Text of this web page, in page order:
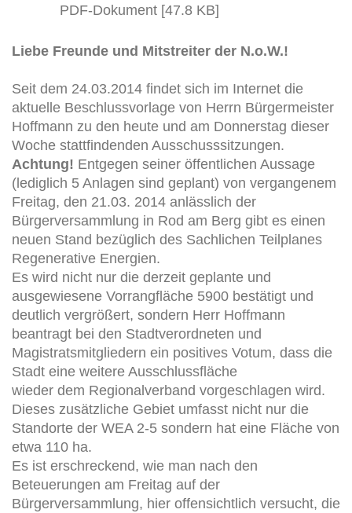
PDF-Dokument [47.8 KB]
Liebe Freunde und Mitstreiter der N.o.W.!
Seit dem 24.03.2014 findet sich im Internet die
aktuelle Beschlussvorlage von Herrn Bürgermeister
Hoffmann zu den heute und am Donnerstag dieser
Woche stattfindenden Ausschusssitzungen.
Achtung! Entgegen seiner öffentlichen Aussage
(lediglich 5 Anlagen sind geplant) von vergangenem
Freitag, den 21.03. 2014 anlässlich der
Bürgerversammlung in Rod am Berg gibt es einen
neuen Stand bezüglich des Sachlichen Teilplanes
Regenerative Energien.
Es wird nicht nur die derzeit geplante und
ausgewiesene Vorrangfläche 5900 bestätigt und
deutlich vergrößert, sondern Herr Hoffmann
beantragt bei den Stadtverordneten und
Magistratsmitgliedern ein positives Votum, dass die
Stadt eine weitere Ausschlussfläche
wieder dem Regionalverband vorgeschlagen wird.
Dieses zusätzliche Gebiet umfasst nicht nur die
Standorte der WEA 2-5 sondern hat eine Fläche von
etwa 110 ha.
Es ist erschreckend, wie man nach den
Beteuerungen am Freitag auf der
Bürgerversammlung, hier offensichtlich versucht, die